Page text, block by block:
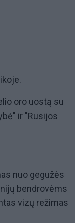
oro uostą su
ir "Rusijos
nuo gegužės
bendrovėms
vizų režimas